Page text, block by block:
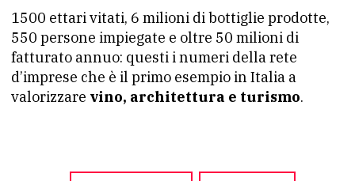
1500 ettari vitati, 6 milioni di bottiglie prodotte,
550 persone impiegate e oltre 50 milioni di
fatturato annuo: questi i numeri della rete
d’imprese che è il primo esempio in Italia a
valorizzare vino, architettura e turismo.